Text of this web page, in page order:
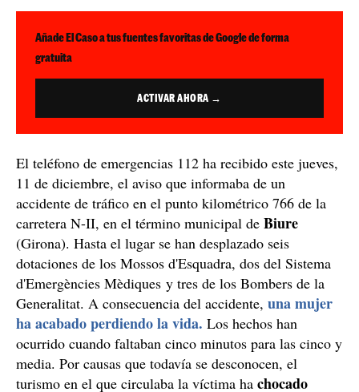
Añade El Caso a tus fuentes favoritas de Google de forma
gratuita
ACTIVAR AHORA →
El teléfono de emergencias 112 ha recibido este jueves,
11 de diciembre, el aviso que informaba de un
accidente de tráfico en el punto kilométrico 766 de la
carretera N-II, en el término municipal de Biure
(Girona). Hasta el lugar se han desplazado seis
dotaciones de los Mossos d'Esquadra, dos del Sistema
d'Emergències Mèdiques y tres de los Bombers de la
Generalitat. A consecuencia del accidente, una mujer
ha acabado perdiendo la vida. Los hechos han
ocurrido cuando faltaban cinco minutos para las cinco y
media. Por causas que todavía se desconocen, el
turismo en el que circulaba la víctima ha chocado